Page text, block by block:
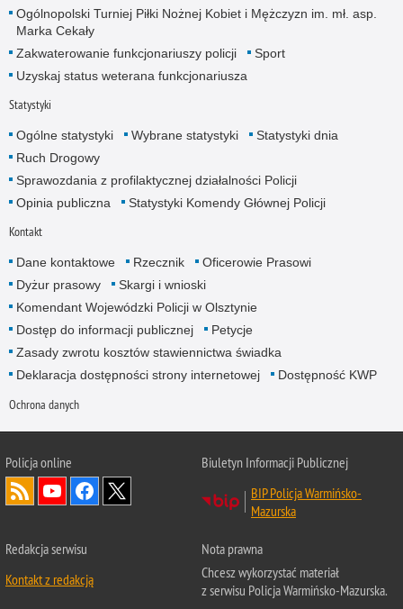
Ogólnopolski Turniej Piłki Nożnej Kobiet i Mężczyzn im. mł. asp.
Marka Cekały
Zakwaterowanie funkcjonariuszy policji
Sport
Uzyskaj status weterana funkcjonariusza
Statystyki
Ogólne statystyki Wybrane statystyki
Statystyki dnia
Ruch Drogowy
Sprawozdania z profilaktycznej działalności Policji
Opinia publiczna
Statystyki Komendy Głównej Policji
Kontakt
Dane kontaktowe Rzecznik
Oficerowie Prasowi
Dyżur prasowy
Skargi i wnioski
Komendant Wojewódzki Policji w Olsztynie
Dostęp do informacji publicznej
Petycje
Zasady zwrotu kosztów stawiennictwa świadka
Deklaracja dostępności strony internetowej
Dostępność KWP
Ochrona danych
Policja online
Biuletyn Informacji Publicznej
BIP Policja Warmińsko-
Mazurska
Redakcja serwisu
Kontakt z redakcją
Nota prawna
Chcesz wykorzystać materiał
z serwisu Policja Warmińsko-Mazurska.